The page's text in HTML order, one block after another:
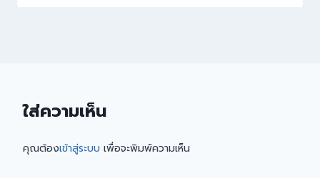
ใส่ความเห็น
คุณต้องเข้าสู่ระบบ เพื่อจะพิมพ์ความเห็น